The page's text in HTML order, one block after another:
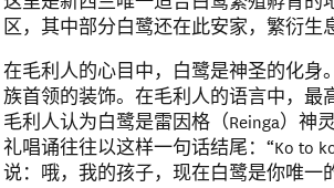
区，其中部分白鹭还在此安家，繁衍生
在毛利人的心目中，白鹭是神圣的化身
族首领的装饰。在毛利人的语言中，最
毛利人认为白鹭是雷因格（Reinga）神
礼唱诵往往以这样一句话结尾：“Ko to
说：哦，我的孩子，现在白鹭是你唯一